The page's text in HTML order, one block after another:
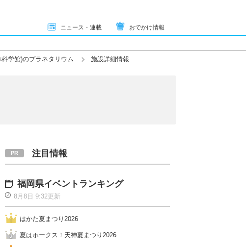
ニュース・連載 おでかけ情報
学館)のプラネタリウム 施設詳細情報
注目情報
福岡県イベントランキング
8月8日 9:32更新
はかた夏まつり2026
夏はホークス！天神夏まつり2026